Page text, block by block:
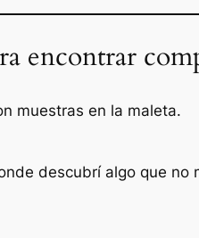
encontrar
muestras en la maleta.
descubrí algo que no